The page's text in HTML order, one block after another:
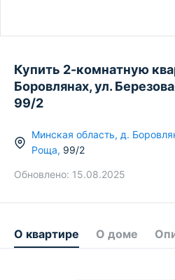
Купить 2-комнатную
Боровлянах, ул.
99/2
Минская область, д.
Роща, 99/2
Обновлено: 15.08.2025
О квартире О доме